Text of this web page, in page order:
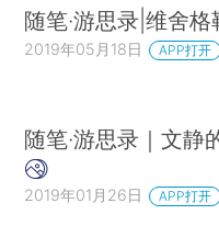
随笔·游思录|维舍
2019年05月18日 APP打开
随笔·游思录｜文静
2019年01月26日 APP打开